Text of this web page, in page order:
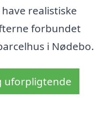
realistiske
forbundet
i Nødebo.
uforpligtende